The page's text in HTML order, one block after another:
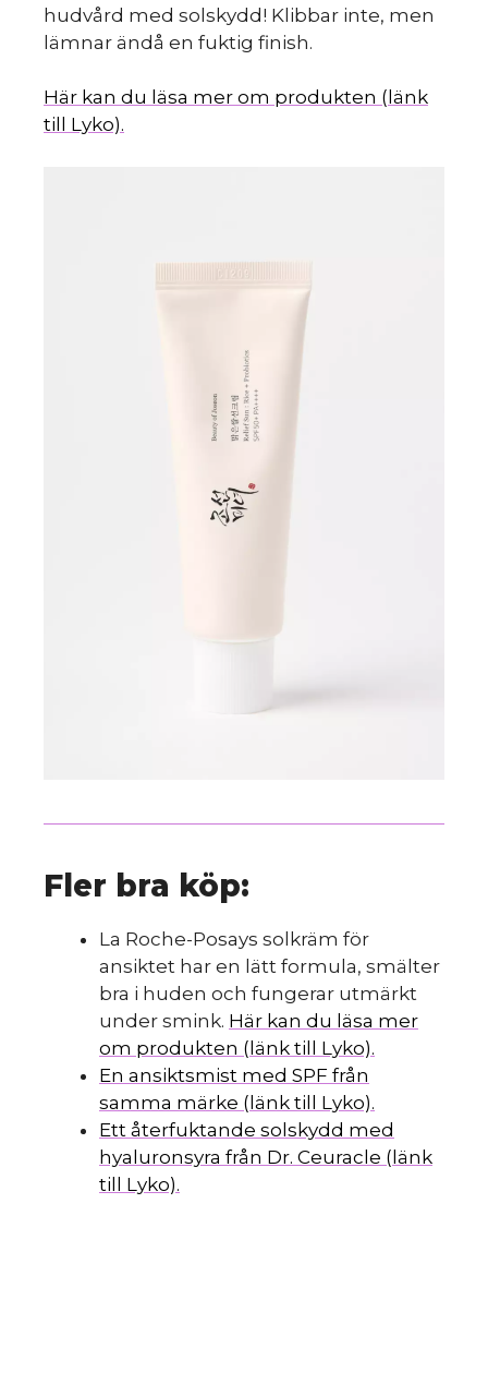
hudvård med solskydd! Klibbar inte, men
lämnar ändå en fuktig finish.
Här kan du läsa mer om produkten (länk
till Lyko).
Fler bra köp:
La Roche-Posays solkräm för
ansiktet har en lätt formula, smälter
bra i huden och fungerar utmärkt
under smink. Här kan du läsa mer
om produkten (länk till Lyko).
En ansiktsmist med SPF från
samma märke (länk till Lyko).
Ett återfuktande solskydd med
hyaluronsyra från Dr. Ceuracle (länk
till Lyko).